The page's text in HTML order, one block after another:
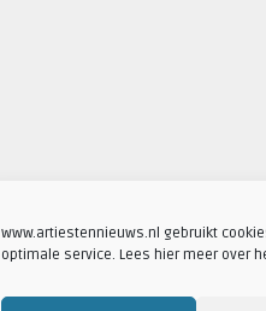
www.artiestennieuws.nl gebruikt
optimale service. Lees hier meer over